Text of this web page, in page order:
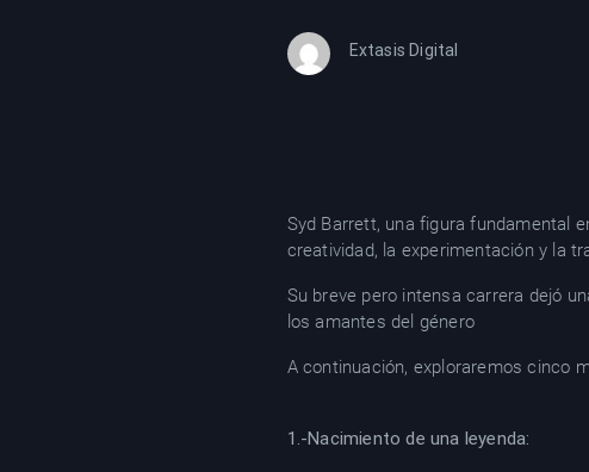
Extasis Digital
Syd Barrett, una figura fundamental
creatividad, la experimentación y la
Su breve pero intensa carrera dejó
los amantes del género
A continuación, exploraremos cinco
1.-Nacimiento de una leyenda: